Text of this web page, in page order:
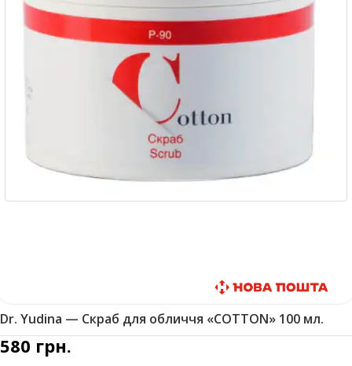
Dr. Yudina — Скраб для обличчя «COTTON» 100 мл.
580 грн.